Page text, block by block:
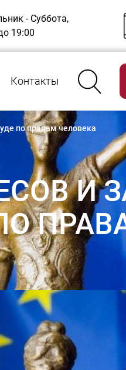
- Суббота,
19:00
Контакты
по правам человека
И